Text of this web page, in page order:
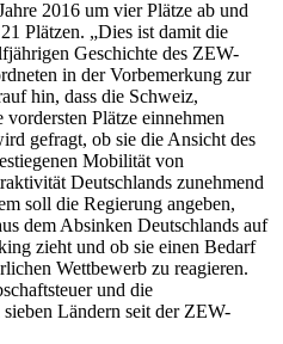
2016 um vier Plätze ab und
Plätzen. „Dies ist damit die
Geschichte des ZEW-
in der Vorbemerkung zur
hin, dass die Schweiz,
Plätze einnehmen
gefragt, ob sie die Ansicht des
Mobilität von
Deutschlands zunehmend
soll die Regierung angeben,
dem Absinken Deutschlands auf
zieht und ob sie einen Bedarf
Wettbewerb zu reagieren.
und die
Ländern seit der ZEW-